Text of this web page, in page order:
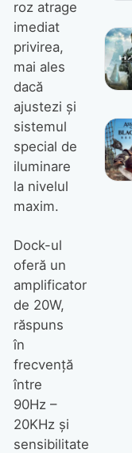
roz atrage
imediat
privirea,
mai ales
dacă
ajustezi şi
sistemul
special de
iluminare
la nivelul
maxim.
Dock-ul
oferă un
amplificator
de 20W,
răspuns
în
frecvenţă
între
90Hz –
20KHz şi
sensibilitate